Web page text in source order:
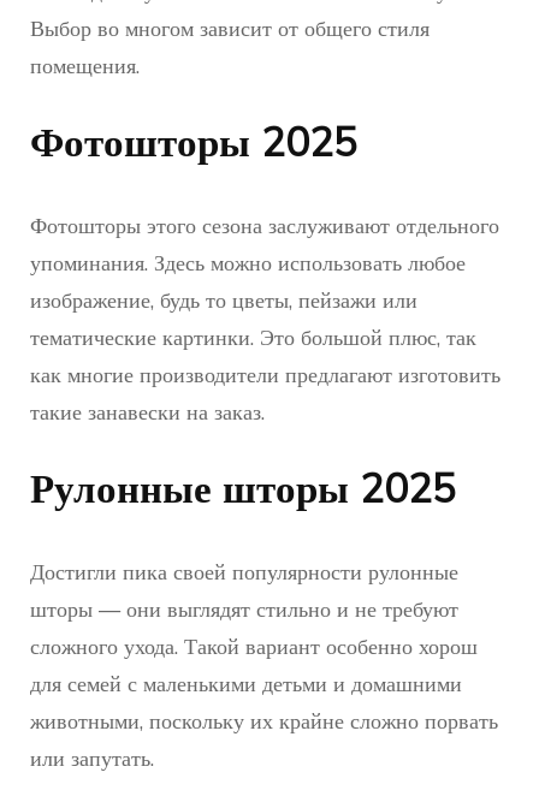
Выбор во многом зависит от общего стиля
помещения.
Фотошторы 2025
Фотошторы этого сезона заслуживают отдельного
упоминания. Здесь можно использовать любое
изображение, будь то цветы, пейзажи или
тематические картинки. Это большой плюс, так
как многие производители предлагают изготовить
такие занавески на заказ.
Рулонные шторы 2025
Достигли пика своей популярности рулонные
шторы — они выглядят стильно и не требуют
сложного ухода. Такой вариант особенно хорош
для семей с маленькими детьми и домашними
животными, поскольку их крайне сложно порвать
или запутать.